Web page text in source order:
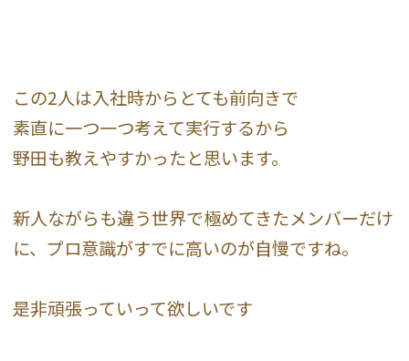
この2人は入社時からとても前向きで
素直に一つ一つ考えて実行するから
野田も教えやすかったと思います。
新人ながらも違う世界で極めてきたメンバーだけ
に、プロ意識がすでに高いのが自慢ですね。
是非頑張っていって欲しいです